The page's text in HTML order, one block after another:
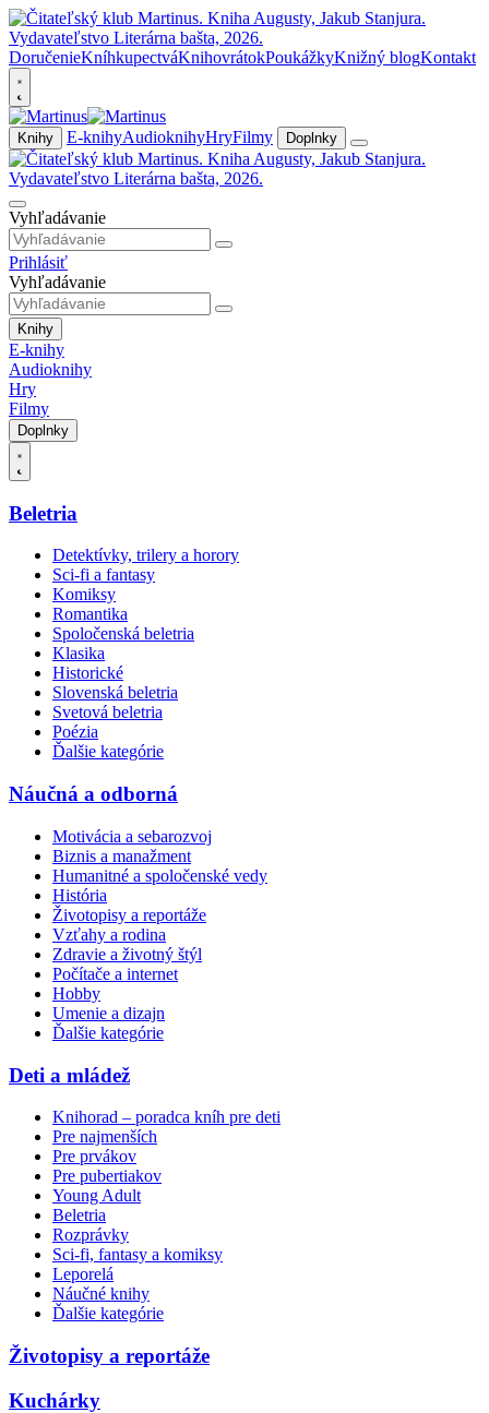
DoručenieKníhkupectváKnihovrátokPoukážkyKnižný blogKontakt
Knihy E-knihyAudioknihyHryFilmy Doplnky
Vyhľadávanie
Prihlásiť
Vyhľadávanie
Knihy
E-knihy
Audioknihy
Hry
Filmy
Doplnky
Beletria
Detektívky, trilery a horory
Sci-fi a fantasy
Komiksy
Romantika
Spoločenská beletria
Klasika
Historické
Slovenská beletria
Svetová beletria
Poézia
Ďalšie kategórie
Náučná a odborná
Motivácia a sebarozvoj
Biznis a manažment
Humanitné a spoločenské vedy
História
Životopisy a reportáže
Vzťahy a rodina
Zdravie a životný štýl
Počítače a internet
Hobby
Umenie a dizajn
Ďalšie kategórie
Deti a mládež
Knihorad – poradca kníh pre deti
Pre najmenších
Pre prvákov
Pre pubertiakov
Young Adult
Beletria
Rozprávky
Sci-fi, fantasy a komiksy
Leporelá
Náučné knihy
Ďalšie kategórie
Životopisy a reportáže
Kuchárky